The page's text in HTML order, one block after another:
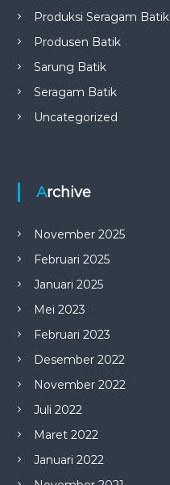
Produksi Seragam Batik
Produsen Batik
Sarung Batik
Seragam Batik
Uncategorized
Archive
November 2025
Februari 2025
Januari 2025
Mei 2023
Februari 2023
Desember 2022
November 2022
Juli 2022
Maret 2022
Januari 2022